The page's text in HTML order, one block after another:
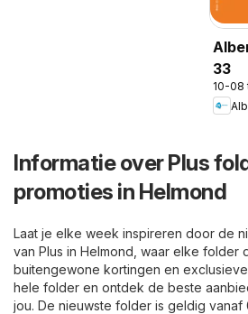
33
10-08
Informatie over Plus
promoties in Helmond
Laat je elke week inspireren door de
van Plus in Helmond, waar elke folder
buitengewone kortingen en
hele folder en ontdek de beste
jou. De nieuwste folder is geldig